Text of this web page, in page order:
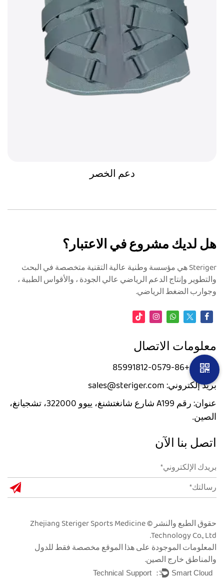
دعم الخصر
هل لديك مشروع في الاعتبار؟
Steriger هي مؤسسة وطنية عالية التقنية متخصصة في البحث
والتطوير وإنتاج الدعم الرياضي عالي الجودة ، والأقواس الطبية ،
وجوارب الضغط الرياضي.
معلومات الاتصال
الهاتف: +86-0579-85991812
بريد إلكتروني: sales@steriger.com
عنوان: رقم A199 شارع شانغتشنغ، ييوو 322000، تشجيانغ،
الصين.
حقوق الطبع والنشر © Zhejiang Steriger Sports Medicine
Technology Co., Ltd.
المعلومات الموجودة على هذا الموقع مخصصة فقط للدول
والمناطق خارج الصين.
Technical Support ： Smart Cloud
اتصل بنا الآن